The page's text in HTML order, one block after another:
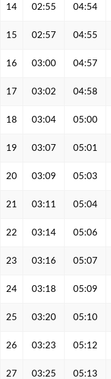
14 02:55 04:54
15 02:57 04:55
16 03:00 04:57
17 03:02 04:58
18 03:04 05:00
19 03:07 05:01
20 03:09 05:03
21 03:11 05:04
22 03:14 05:06
23 03:16 05:07
24 03:18 05:09
25 03:20 05:10
26 03:23 05:12
27 03:25 05:13